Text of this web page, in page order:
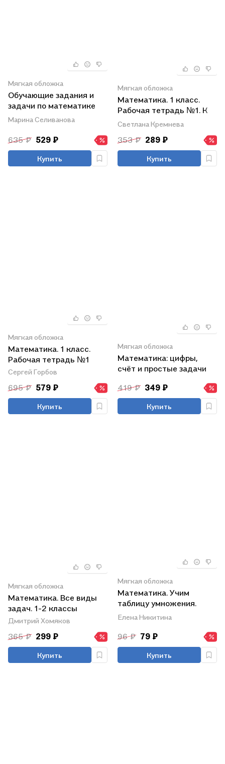
Мягкая обложка
Обучающие задания и
задачи по математике
для автоматизации
важных навыков с
контрольными работами.
Марина Селиванова
635 ₽ 529 ₽
Купить
Мягкая обложка
Математика. 1 класс.
Рабочая тетрадь №1. К
учебнику М.И. Моро, С.И.
Волковой, С.В.
Степановой
"Математика. 1 класс. В
2-х частях. Часть 1" (М.
Светлана Кремнева
353 ₽ 289 ₽
Купить
Мягкая обложка
Математика. 1 класс.
Рабочая тетрадь №1
Сергей Горбов
695 ₽ 579 ₽
Купить
Мягкая обложка
Математика: цифры,
счёт и простые задачи
419 ₽ 349 ₽
Купить
Мягкая обложка
Математика. Все виды
задач. 1-2 классы
Дмитрий Хомяков
365 ₽ 299 ₽
Купить
Мягкая обложка
Математика. Учим
таблицу умножения.
Рабочая тетрадь
Елена Никитина
96 ₽ 79 ₽
Купить